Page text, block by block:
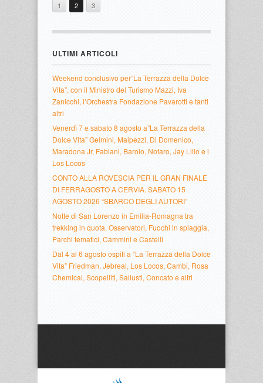
1 2 3
ULTIMI ARTICOLI
Weekend conclusivo per”La Terrazza della Dolce
Vita”, con il Ministro del Turismo Mazzi, Iva
Zanicchi, l’Orchestra Fondazione Pavarotti e tanti
altri
Venerdì 7 e sabato 8 agosto a”La Terrazza della
Dolce Vita” Gelmini, Malpezzi, Di Domenico,
Maradona Jr, Fabiani, Barolo, Notaro, Jay Lillo e i
Los Locos
CONTO ALLA ROVESCIA PER IL GRAN FINALE
DI FERRAGOSTO A CERVIA. SABATO 15
AGOSTO 2026 “SBARCO DEGLI AUTORI”
Notte di San Lorenzo in Emilia-Romagna tra
trekking in quota, Osservatori, Fuochi in spiaggia,
Parchi tematici, Cammini e Castelli
Dal 4 al 6 agosto ospiti a “La Terrazza della Dolce
Vita” Friedman, Jebreal, Los Locos, Cambi, Rosa
Chemical, Scopelliti, Sallusti, Concato e altri